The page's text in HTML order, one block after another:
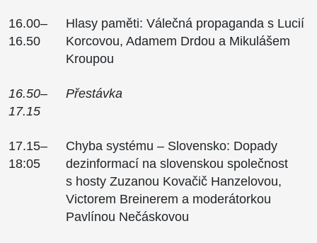
16.00–
16.50
Hlasy paměti: Válečná propaganda s Lucií
Korcovou, Adamem Drdou a Mikulášem
Kroupou
16.50–
17.15
Přestávka
17.15–
18:05
Chyba systému – Slovensko: Dopady
dezinformací na slovenskou společnost
s hosty Zuzanou Kovačič Hanzelovou,
Victorem Breinerem a moderátorkou
Pavlínou Nečáskovou